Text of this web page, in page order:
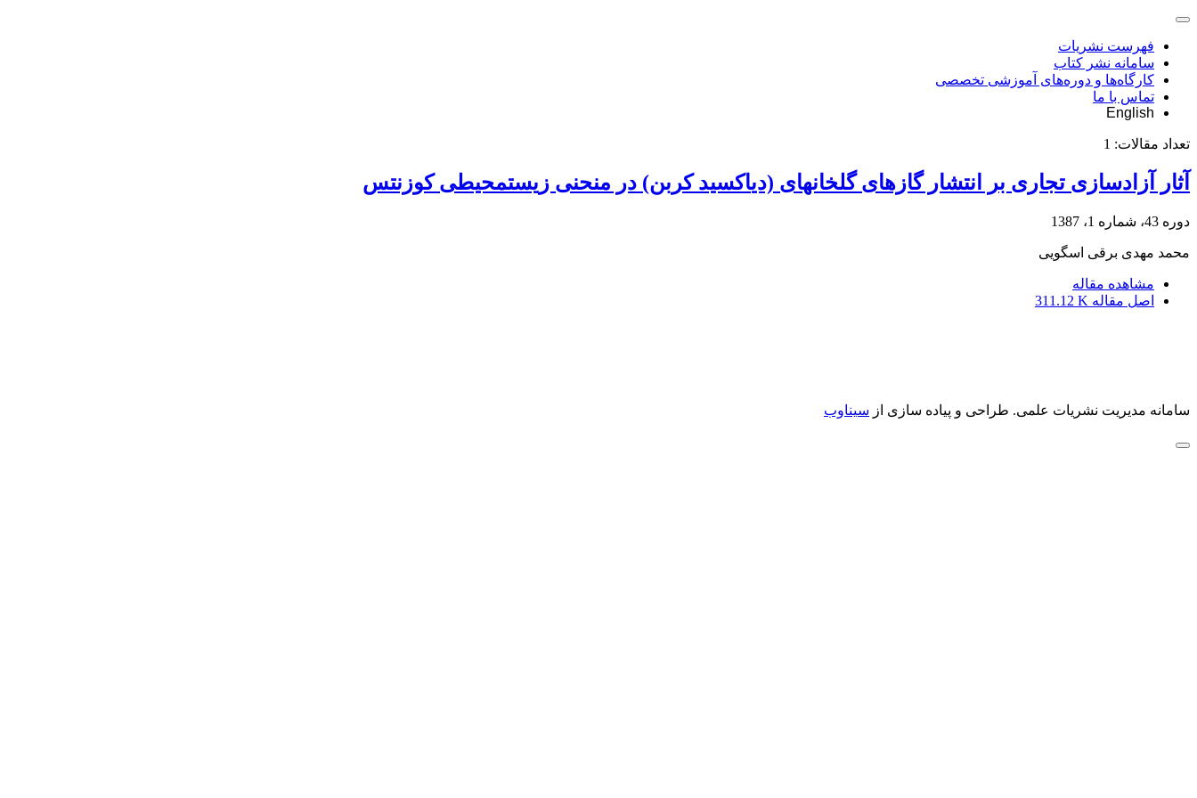
فهرست نشریات
سامانه نشر کتاب
کارگاه‌ها و دوره‌های آموزشی تخصصی
تماس با ما
English
تعداد مقالات: 1
آثار آزادسازی تجاری بر انتشار گازهای گلخانه‎ای (دی‎اکسید کربن) در منحنی زیست‎محیطی کوزنتس
دوره 43، شماره 1، 1387
محمد مهدی برقی اسگویی
مشاهده مقاله
اصل مقاله 311.12 K
سامانه مدیریت نشریات علمی. طراحی و پیاده سازی از سیناوب